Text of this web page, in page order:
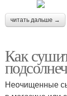
читать дальше →
Как
Неочищенные